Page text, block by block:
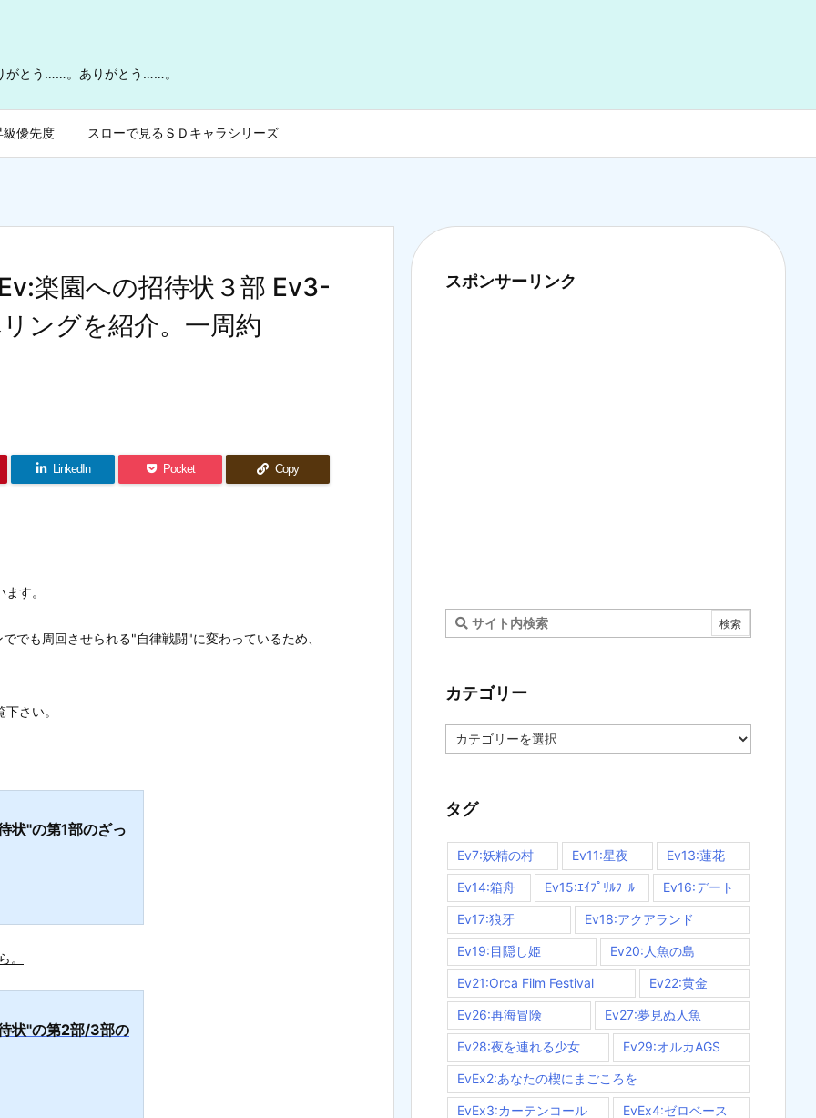
がとう……。ありがとう……。
級優先度 スローで見るＳＤキャラシリーズ
楽園への招待状３部 Ev3-
ングを紹介。一周約
LinkedIn Pocket Copy
す。
でも周回させられる"自律戦闘"に変わっているため、
さい。
状"の第1部のざっ
。
状"の第2部/3部の
スポンサーリンク
カテゴリー
テ
ー
タグ
Ev7:妖精の村 Ev11:星夜 Ev13:蓮花
Ev14:箱舟 Ev15:ｴｲﾌﾟﾘﾙﾌｰﾙ Ev16:デート
Ev17:狼牙 Ev18:アクアランド
Ev19:目隠し姫 Ev20:人魚の島
Ev21:Orca Film Festival Ev22:黄金
Ev26:再海冒険 Ev27:夢見ぬ人魚
Ev28:夜を連れる少女 Ev29:オルカAGS
EvEx2:あなたの楔にまごころを
EvEx3:カーテンコール EvEx4:ゼロベース